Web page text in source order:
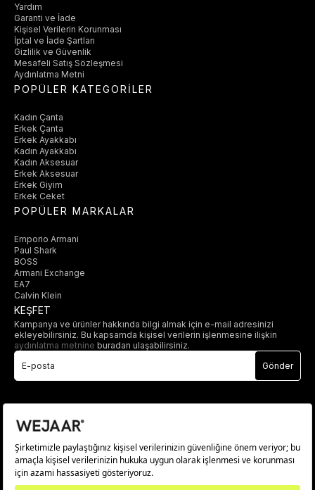
Yardım
Garanti ve İade
Kişisel Verilerin Korunması
İptal ve İade Şartları
Gizlilik ve Güvenlik
Mesafeli Satış Sözleşmesi
Aydınlatma Metni
POPÜLER KATEGORİLER
Kadın Çanta
Erkek Çanta
Erkek Ayakkabı
Kadın Ayakkabı
Kadın Aksesuar
Erkek Aksesuar
Erkek Giyim
Erkek Ceket
POPÜLER MARKALAR
Emporio Armani
Paul Shark
BOSS
Armani Exchange
EA7
Calvin Klein
KEŞFET
Kampanya ve ürünler hakkında bilgi almak için e-mail adresinizi
ekleyebilirsiniz. Bu kapsamda kişisel verilerin işlenmesine ilişkin
aydınlatma metnine buradan ulaşabilirsiniz.
Gönder
© 2025 wejaar.com.tr. tüm hakları saklıdır.